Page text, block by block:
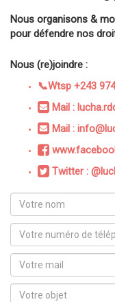
Nous organisons &
pour défendre nos
Nous (re)joindre :
📞Wtsp +243
Mail :
Mail :
Twitter :